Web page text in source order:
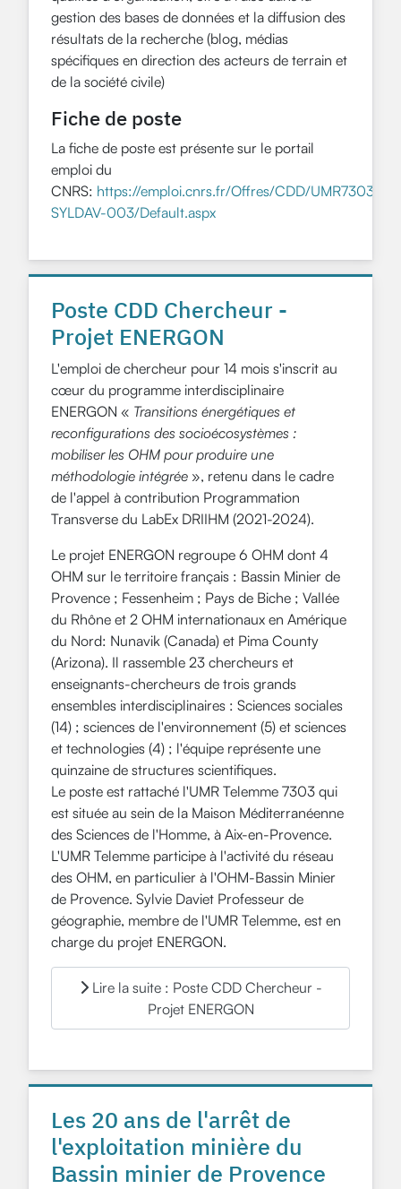
gestion des bases de données et la diffusion des
résultats de la recherche (blog, médias
spécifiques en direction des acteurs de terrain et
de la société civile)
Fiche de poste
La fiche de poste est présente sur le portail
emploi du
CNRS: https://emploi.cnrs.fr/Offres/CDD/UMR7303-
SYLDAV-003/Default.aspx
Poste CDD Chercheur -
Projet ENERGON
L'emploi de chercheur pour 14 mois s'inscrit au
cœur du programme interdisciplinaire
ENERGON « Transitions énergétiques et
reconfigurations des socioécosystèmes :
mobiliser les OHM pour produire une
méthodologie intégrée », retenu dans le cadre
de l'appel à contribution Programmation
Transverse du LabEx DRIIHM (2021-2024).
Le projet ENERGON regroupe 6 OHM dont 4
OHM sur le territoire français : Bassin Minier de
Provence ; Fessenheim ; Pays de Biche ; Vallée
du Rhône et 2 OHM internationaux en Amérique
du Nord: Nunavik (Canada) et Pima County
(Arizona). Il rassemble 23 chercheurs et
enseignants-chercheurs de trois grands
ensembles interdisciplinaires : Sciences sociales
(14) ; sciences de l'environnement (5) et sciences
et technologies (4) ; l'équipe représente une
quinzaine de structures scientifiques.
Le poste est rattaché l'UMR Telemme 7303 qui
est située au sein de la Maison Méditerranéenne
des Sciences de l'Homme, à Aix-en-Provence.
L'UMR Telemme participe à l'activité du réseau
des OHM, en particulier à l'OHM-Bassin Minier
de Provence. Sylvie Daviet Professeur de
géographie, membre de l'UMR Telemme, est en
charge du projet ENERGON.
Lire la suite : Poste CDD Chercheur -
Projet ENERGON
Les 20 ans de l'arrêt de
l'exploitation minière du
Bassin minier de Provence